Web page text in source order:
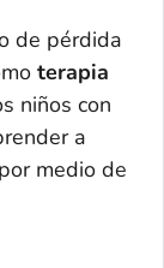
de pérdida
terapia
niños con
a
medio de